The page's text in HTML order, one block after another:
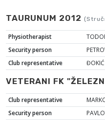
TAURUNUM 2012
Physiotherapist
Security person
Club representative
VETERANI FK
Club representative
Security person